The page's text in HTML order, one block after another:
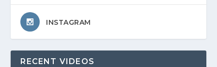
INSTAGRAM
RECENT VIDEOS